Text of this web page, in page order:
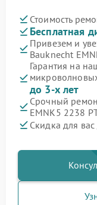
Стоимость
Бесплатная
Привезем и
Bauknecht
Гарантия на
до 3-х лет
Срочный
EMNK5 2238
Скидка для вас